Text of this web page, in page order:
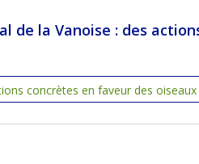
de la Vanoise : des
concrètes en faveur des oiseaux